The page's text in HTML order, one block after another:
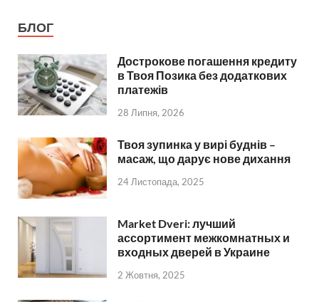
БЛОГ
Дострокове погашення кредиту
в Твоя Позика без додаткових
платежів
28 Липня, 2026
Твоя зупинка у вирі буднів –
масаж, що дарує нове дихання
24 Листопада, 2025
Market Dveri: лучший
ассортимент межкомнатных и
входных дверей в Украине
2 Жовтня, 2025